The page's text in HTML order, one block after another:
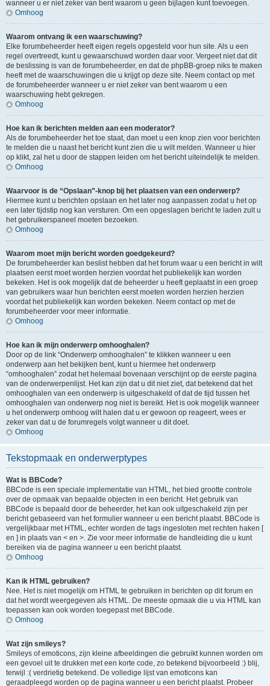
wanneer u er niet zeker van bent waarom u geen bijlagen kunt toevoegen.
Omhoog
Waarom ontvang ik een waarschuwing?
Elke forumbeheerder heeft eigen regels opgesteld voor hun site. Als u een
regel overtreedt, kunt u gewaarschuwd worden daar voor. Vergeet niet dat dit
de beslissing is van de forumbeheerder, en dat de phpBB-groep niks te maken
heeft met de waarschuwingen die u krijgt op deze site. Neem contact op met
de forumbeheerder wanneer u er niet zeker van bent waarom u een
waarschuwing hebt gekregen.
Omhoog
Hoe kan ik berichten melden aan een moderator?
Als de forumbeheerder het toe staat, dan moet u een knop zien voor berichten
te melden die u naast het bericht kunt zien die u wilt melden. Wanneer u hier
op klikt, zal het u door de stappen leiden om het bericht uiteindelijk te melden.
Omhoog
Waarvoor is de “Opslaan”-knop bij het plaatsen van een onderwerp?
Hiermee kunt u berichten opslaan en het later nog aanpassen zodat u het op
een later tijdstip nog kan versturen. Om een opgeslagen bericht te laden zult u
het gebruikerspaneel moeten bezoeken.
Omhoog
Waarom moet mijn bericht worden goedgekeurd?
De forumbeheerder kan beslist hebben dat het forum waar u een bericht in wilt
plaatsen eerst moet worden herzien voordat het publiekelijk kan worden
bekeken. Het is ook mogelijk dat de beheerder u heeft geplaatst in een groep
van gebruikers waar hun berichten eerst moeten worden herzien herzien
voordat het publiekelijk kan worden bekeken. Neem contact op met de
forumbeheerder voor meer informatie.
Omhoog
Hoe kan ik mijn onderwerp omhooghalen?
Door op de link “Onderwerp omhooghalen” te klikken wanneer u een
onderwerp aan het bekijken bent, kunt u hiermee het onderwerp
“omhooghalen” zodat het helemaal bovenaan verschijnt op de eerste pagina
van de onderwerpenlijst. Het kan zijn dat u dit niet ziet, dat betekend dat het
omhooghalen van een onderwerp is uitgeschakeld of dat de tijd tussen het
omhooghalen van onderwerp nog niet is bereikt. Het is ook mogelijk wanneer
u het onderwerp omhoog wilt halen dat u er gewoon op reageert, wees er
zeker van dat u de forumregels volgt wanneer u dit doet.
Omhoog
Tekstopmaak en onderwerptypes
Wat is BBCode?
BBCode is een speciale implementatie van HTML, het bied grootte controle
over de opmaak van bepaalde objecten in een bericht. Het gebruik van
BBCode is bepaald door de beheerder, het kan ook uitgeschakeld zijn per
bericht gebaseerd van het formulier wanneer u een bericht plaatst. BBCode is
vergelijkbaar met HTML, echter worden de tags ingesloten met rechten haken [
en ] in plaats van < en >. Zie voor meer informatie de handleiding die u kunt
bereiken via de pagina wanneer u een bericht plaatst.
Omhoog
Kan ik HTML gebruiken?
Nee. Het is niet mogelijk om HTML te gebruiken in berichten op dit forum en
dat het wordt weergegeven als HTML. De meeste opmaak die u via HTML kan
toepassen kan ook worden toegepast met BBCode.
Omhoog
Wat zijn smileys?
Smileys of emoticons, zijn kleine afbeeldingen die gebruikt kunnen worden om
een gevoel uit te drukken met een korte code, zo betekend bijvoorbeeld :) blij,
terwijl :( verdrietig betekend. De volledige lijst van emoticons kan
geraadpleegd worden op de pagina wanneer u een bericht plaatst. Probeer